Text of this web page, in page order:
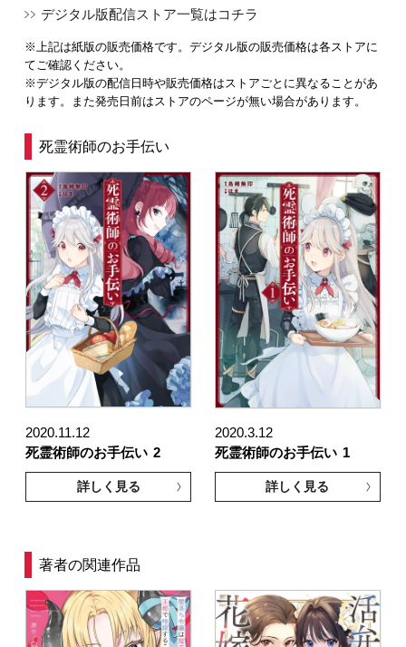
デジタル版配信ストア一覧はコチラ
※上記は紙版の販売価格です。デジタル版の販売価格は各ストアに
てご確認ください。
※デジタル版の配信日時や販売価格はストアごとに異なることがあ
ります。また発売日前はストアのページが無い場合があります。
死霊術師のお手伝い
2020.11.12
死霊術師のお手伝い 2
詳しく見る
2020.3.12
死霊術師のお手伝い 1
詳しく見る
著者の関連作品